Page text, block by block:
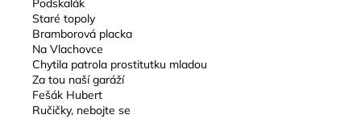
Podskalák
Staré topoly
Bramborová placka
Na Vlachovce
Chytila patrola prostitutku mladou
Za tou naší garáží
Fešák Hubert
Ručičky, nebojte se